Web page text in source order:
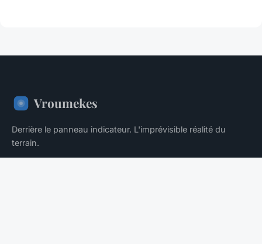
Vroumekes
Derrière le panneau indicateur. L'imprévisible réalité du
terrain.